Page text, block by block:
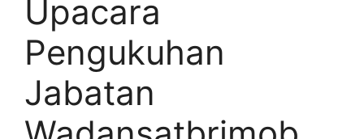
Upacara
Pengukuhan
Jabatan